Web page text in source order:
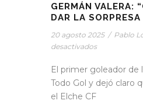
GERMÁN VALERA:
DAR LA
20 agosto 2025 / Pablo
desactivados
El primer goleador de
Todo Gol y dejó claro
el Elche CF